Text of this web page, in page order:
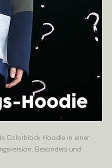
Colorblock Hoodie in einer
Besonders und